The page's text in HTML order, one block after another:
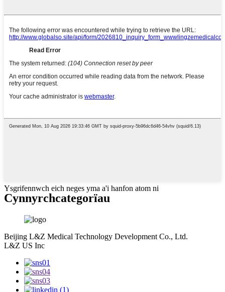
Ysgrifennwch eich neges yma a'i hanfon atom ni
Cynnyrchcategorïau
Beijing L&Z Medical Technology Development Co., Ltd.
L&Z US Inc